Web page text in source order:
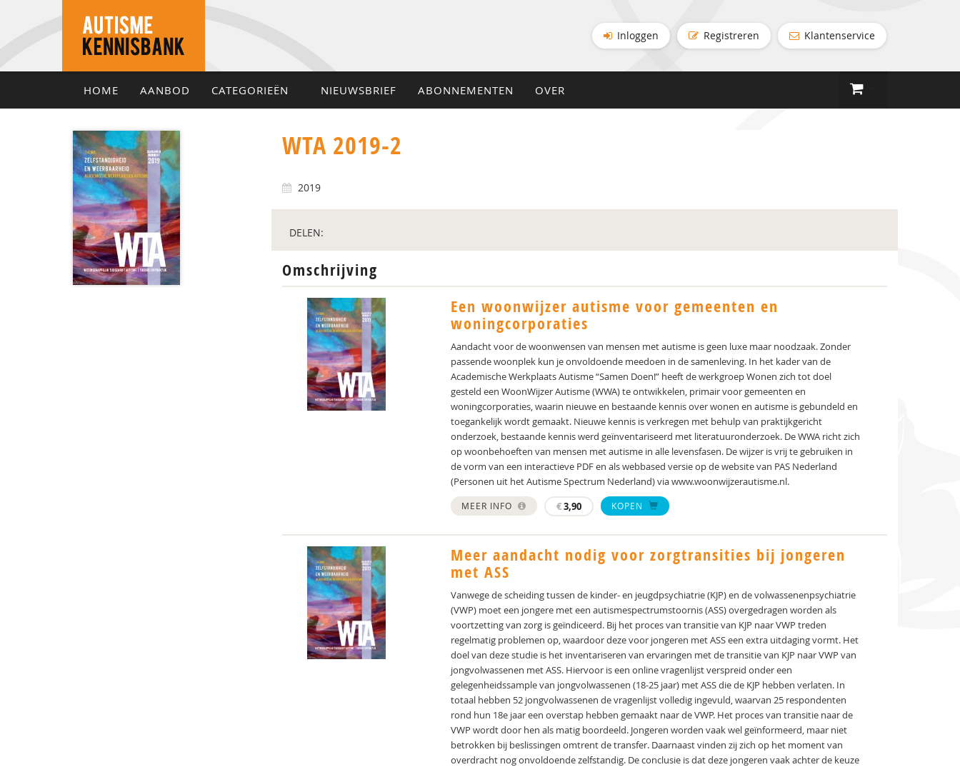
Inloggen Registreren Klantenservice
HOME AANBOD CATEGORIEËN NIEUWSBRIEF ABONNEMENTEN OVER
WTA 2019-2
2019
DELEN:
Omschrijving
Een woonwijzer autisme voor gemeenten en
woningcorporaties
Aandacht voor de woonwensen van mensen met autisme is geen luxe maar noodzaak. Zonder
passende woonplek kun je onvoldoende meedoen in de samenleving. In het kader van de
Academische Werkplaats Autisme “Samen Doen!” heeft de werkgroep Wonen zich tot doel
gesteld een WoonWijzer Autisme (WWA) te ontwikkelen, primair voor gemeenten en
woningcorporaties, waarin nieuwe en bestaande kennis over wonen en autisme is gebundeld en
toegankelijk wordt gemaakt. Nieuwe kennis is verkregen met behulp van praktijkgericht
onderzoek, bestaande kennis werd geïnventariseerd met literatuuronderzoek. De WWA richt zich
op woonbehoeften van mensen met autisme in alle levensfasen. De wijzer is vrij te gebruiken in
de vorm van een interactieve PDF en als webbased versie op de website van PAS Nederland
(Personen uit het Autisme Spectrum Nederland) via www.woonwijzerautisme.nl.
MEER INFO €3,90 KOPEN
Meer aandacht nodig voor zorgtransities bij jongeren
met ASS
Vanwege de scheiding tussen de kinder- en jeugdpsychiatrie (KJP) en de volwassenenpsychiatrie
(VWP) moet een jongere met een autismespectrumstoornis (ASS) overgedragen worden als
voortzetting van zorg is geïndiceerd. Bij het proces van transitie van KJP naar VWP treden
regelmatig problemen op, waardoor deze voor jongeren met ASS een extra uitdaging vormt. Het
doel van deze studie is het inventariseren van ervaringen met de transitie van KJP naar VWP van
jongvolwassenen met ASS. Hiervoor is een online vragenlijst verspreid onder een
gelegenheidssample van jongvolwassenen (18-25 jaar) met ASS die de KJP hebben verlaten. In
totaal hebben 52 jongvolwassenen de vragenlijst volledig ingevuld, waarvan 25 respondenten
rond hun 18e jaar een overstap hebben gemaakt naar de VWP. Het proces van transitie naar de
VWP wordt door hen als matig boordeeld. Jongeren worden vaak wel geïnformeerd, maar niet
betrokken bij beslissingen omtrent de transfer. Daarnaast vinden zij zich op het moment van
overdracht nog onvoldoende zelfstandig. De conclusie is dat deze jongeren vaak achter de keuze